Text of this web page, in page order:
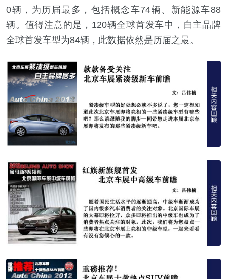
0辆，为历届最多，包括概念车74辆、新能源车88
辆。值得注意的是，120辆全球首发车中，自主品牌
全球首发车型为84辆，此数据依然是历届之最。